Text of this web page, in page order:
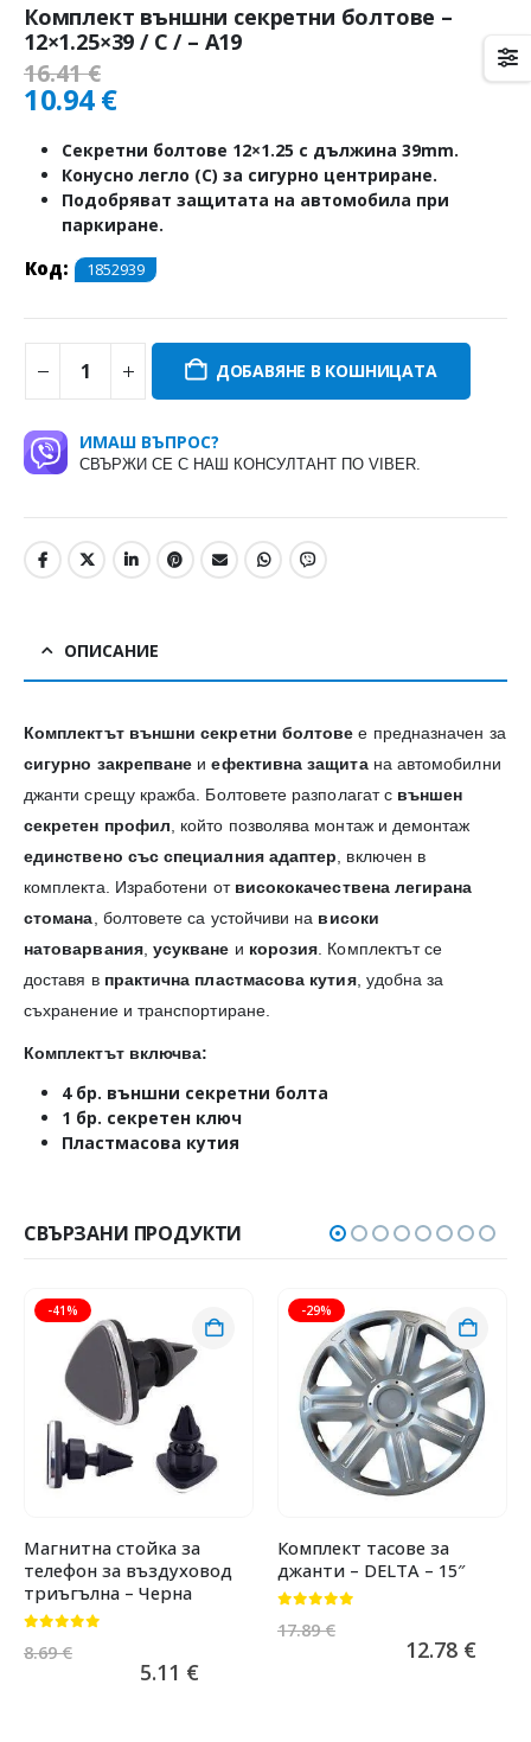
Комплект външни секретни болтове –
12×1.25×39 / C / – A19
16.41€
10.94€
Секретни болтове 12×1.25 с дължина 39mm.
Конусно легло (C) за сигурно центриране.
Подобряват защитата на автомобила при
паркиране.
Код: 1852939
ДОБАВЯНЕ В КОШНИЦАТА
ИМАШ ВЪПРОС?
СВЪРЖИ СЕ С НАШ КОНСУЛТАНТ ПО VIBER.
ОПИСАНИЕ
Комплектът външни секретни болтове е предназначен за
сигурно закрепване иефективна защитана автомобилни
джанти срещу кражба. Болтовете разполагат с външен
секретен профил , който позволява монтаж и демонтаж
единствено със специалния адаптер , включен в
комплекта. Изработени от висококачествена легирана
стомана , болтовете са устойчиви на високи
натоварвания, усукване и корозия . Комплектът се
доставя в практична пластмасова кутия, удобна за
съхранение и транспортиране.
Комплектът включва:
4 бр. външни секретни болта
1 бр. секретен ключ
Пластмасова кутия
СВЪРЗАНИ ПРОДУКТИ
-41%
Магнитна стойка за
телефон за въздуховод
триъгълна – Черна
8.69€
5.11 €
-29%
Комплект тасове за
джанти – DELTA – 15″
17.89€
12.78 €